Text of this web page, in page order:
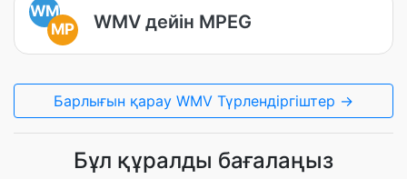
WM
MP
WMV дейін MPEG
Барлығын қарау WMV Түрлендіргіштер →
Бұл құралды бағалаңыз